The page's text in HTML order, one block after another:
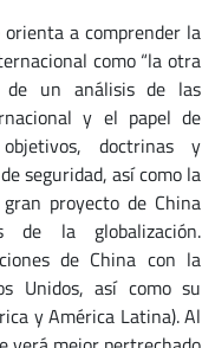
a comprender la
como “la otra
de un análisis de las
y el papel de
doctrinas y
seguridad, así como la
proyecto de China
de la globalización.
de China con la
Unidos, así como su
y América Latina). Al